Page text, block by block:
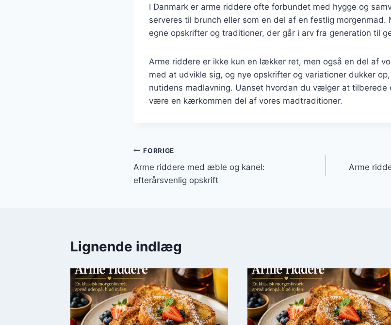
I Danmark er arme riddere ofte forbundet med hygge og
serveres til brunch eller som en del af en festlig morgenmad.
egne opskrifter og traditioner, der går i arv fra generation til
Arme riddere er ikke kun en lækker ret, men også en del af
med at udvikle sig, og nye opskrifter og variationer dukker
nutidens madlavning. Uanset hvordan du vælger at tilberede
være en kærkommen del af vores madtraditioner.
Indlægsnavigation
FORRIGE
Arme riddere med æble og kanel:
efterårsvenlig opskrift
Arme
Lignende indlæg